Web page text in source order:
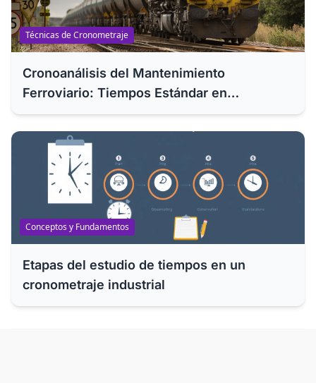
Técnicas de Cronometraje
Cronoanálisis del Mantenimiento
Ferroviario: Tiempos Estándar en
Revisiones ITV y RGS de Trenes de
Rodadura
Conceptos y Fundamentos
Etapas del estudio de tiempos en un
cronometraje industrial